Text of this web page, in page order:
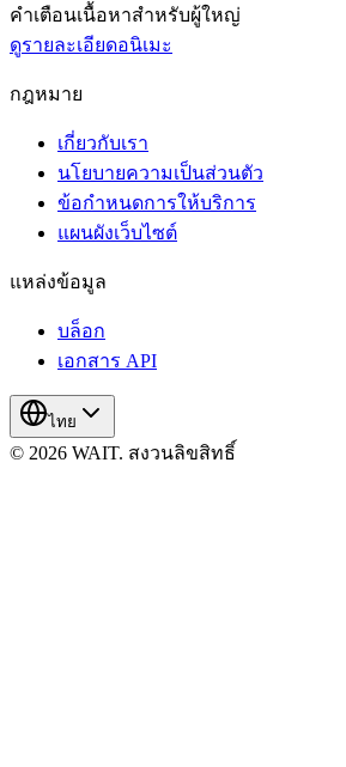
คำเตือนเนื้อหาสำหรับผู้ใหญ่
ดูรายละเอียดอนิเมะ
กฎหมาย
เกี่ยวกับเรา
นโยบายความเป็นส่วนตัว
ข้อกำหนดการให้บริการ
แผนผังเว็บไซต์
แหล่งข้อมูล
บล็อก
เอกสาร API
ไทย
© 2026 WAIT. สงวนลิขสิทธิ์